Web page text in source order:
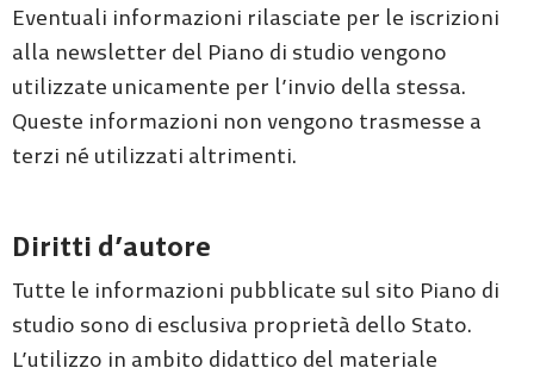
Eventuali informazioni rilasciate per le iscrizioni
alla newsletter del Piano di studio vengono
utilizzate unicamente per l’invio della stessa.
Queste informazioni non vengono trasmesse a
terzi né utilizzati altrimenti.
Diritti d’autore
Tutte le informazioni pubblicate sul sito Piano di
studio sono di esclusiva proprietà dello Stato.
L’utilizzo in ambito didattico del materiale